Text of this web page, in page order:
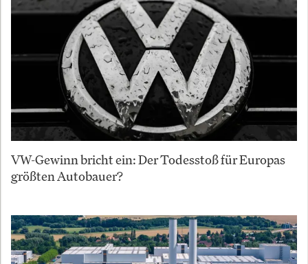
VW-Gewinn bricht ein: Der Todesstoß für Europas
größten Autobauer?